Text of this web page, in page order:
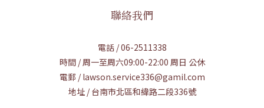
聯絡我們
電話 / 06-2511338
時間 / 周一至周六09:00-22:00 周日 公休
電郵 / lawson.service336@gamil.com
地址 / 台南市北區和緯路二段336號